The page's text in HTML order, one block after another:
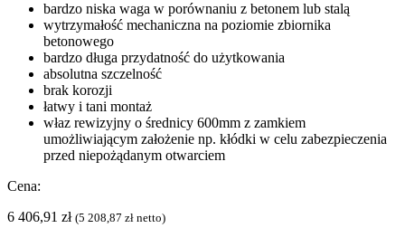
bardzo niska waga w porównaniu z betonem lub stalą
wytrzymałość mechaniczna na poziomie zbiornika
betonowego
bardzo długa przydatność do użytkowania
absolutna szczelność
brak korozji
łatwy i tani montaż
właz rewizyjny o średnicy 600mm z zamkiem
umożliwiającym założenie np. kłódki w celu zabezpieczenia
przed niepożądanym otwarciem
Cena:
6 406,91 zł (5 208,87 zł netto)